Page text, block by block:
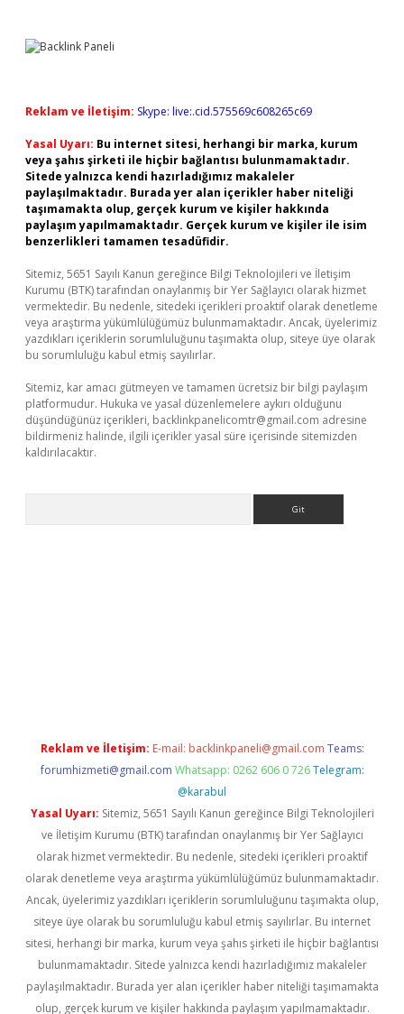
Reklam ve İletişim: Skype: live:.cid.575569c608265c69
Yasal Uyarı: Bu internet sitesi, herhangi bir marka, kurum
veya şahıs şirketi ile hiçbir bağlantısı bulunmamaktadır.
Sitede yalnızca kendi hazırladığımız makaleler
paylaşılmaktadır. Burada yer alan içerikler haber niteliği
taşımamakta olup, gerçek kurum ve kişiler hakkında
paylaşım yapılmamaktadır. Gerçek kurum ve kişiler ile isim
benzerlikleri tamamen tesadüfidir.
Sitemiz, 5651 Sayılı Kanun gereğince Bilgi Teknolojileri ve İletişim
Kurumu (BTK) tarafından onaylanmış bir Yer Sağlayıcı olarak hizmet
vermektedir. Bu nedenle, sitedeki içerikleri proaktif olarak denetleme
veya araştırma yükümlülüğümüz bulunmamaktadır. Ancak, üyelerimiz
yazdıkları içeriklerin sorumluluğunu taşımakta olup, siteye üye olarak
bu sorumluluğu kabul etmiş sayılırlar.
Sitemiz, kar amacı gütmeyen ve tamamen ücretsiz bir bilgi paylaşım
platformudur. Hukuka ve yasal düzenlemelere aykırı olduğunu
düşündüğünüz içerikleri, backlinkpanelicomtr@gmail.com adresine
bildirmeniz halinde, ilgili içerikler yasal süre içerisinde sitemizden
kaldırılacaktır.
Reklam ve İletişim: E-mail: backlinkpaneli@gmail.com Teams:
forumhizmeti@gmail.com Whatsapp: 0262 606 0 726 Telegram:
@karabul
Yasal Uyarı: Sitemiz, 5651 Sayılı Kanun gereğince Bilgi Teknolojileri
ve İletişim Kurumu (BTK) tarafından onaylanmış bir Yer Sağlayıcı
olarak hizmet vermektedir. Bu nedenle, sitedeki içerikleri proaktif
olarak denetleme veya araştırma yükümlülüğümüz bulunmamaktadır.
Ancak, üyelerimiz yazdıkları içeriklerin sorumluluğunu taşımakta olup,
siteye üye olarak bu sorumluluğu kabul etmiş sayılırlar. Bu internet
sitesi, herhangi bir marka, kurum veya şahıs şirketi ile hiçbir bağlantısı
bulunmamaktadır. Sitede yalnızca kendi hazırladığımız makaleler
paylaşılmaktadır. Burada yer alan içerikler haber niteliği taşımamakta
olup, gerçek kurum ve kişiler hakkında paylaşım yapılmamaktadır.